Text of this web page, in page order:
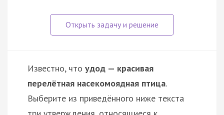
Известно, что удод — красивая
перелётная насекомоядная птица.
Выберите из приведённого ниже текста